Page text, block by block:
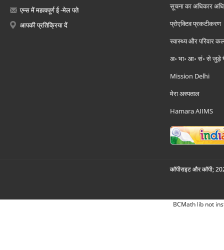
एम्स में महत्वपूर्ण ई -मेल पते
आपकी प्रतिक्रिया दें
सूचना का अधिकार
प्रोएक्टिव प्रकटीकरण
स्वास्थ्य और परिवार
अ॰ भा॰ आ॰ सं॰ से जुड़े
Mission Delhi
मेरा अस्पताल
Hamara AIIMS
कॉपीराइट और कॉपी;
BCMath lib not